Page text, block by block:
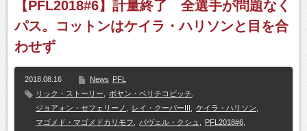
【PFL2018#6】計量終了 全選手が問題なく
パス。コットンはケイラ・ハリソンと目を合
わせず
2018.08.16 News PFL
リック・ストーリー
ボヤン・ベリチコビッチ
ジョアォン・セフェリーノ
レイ・クーパーIII ケイラ・ハリソン
マゴメド・マゴメドカリモフ
パヴェル・クシュ PFL2018#6